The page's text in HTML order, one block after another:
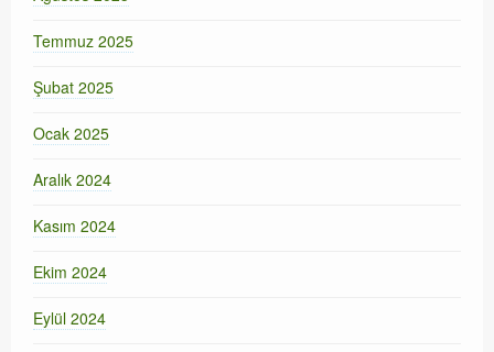
Temmuz 2025
Şubat 2025
Ocak 2025
Aralık 2024
Kasım 2024
Ekim 2024
Eylül 2024